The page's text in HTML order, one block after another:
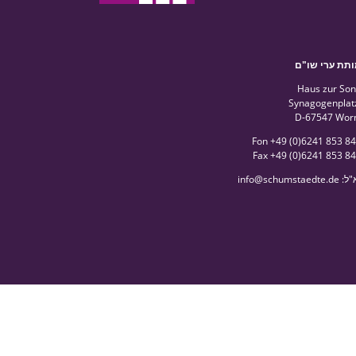
ערי שו"ם
Haus zur
D-67547
Fon +49 (0)6241 853
Fax +49 (0)6241 853
:
info@schumstaedte.de